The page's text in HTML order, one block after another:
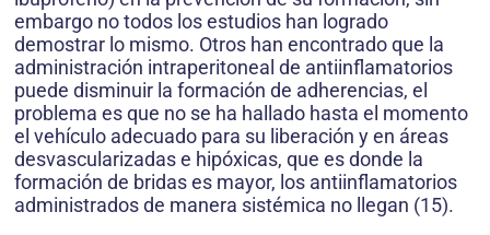
embargo no todos los estudios han logrado
demostrar lo mismo. Otros han encontrado que la
administración intraperitoneal de antiinflamatorios
puede disminuir la formación de adherencias, el
problema es que no se ha hallado hasta el momento
el vehículo adecuado para su liberación y en áreas
desvascularizadas e hipóxicas, que es donde la
formación de bridas es mayor, los antiinflamatorios
administrados de manera sistémica no llegan (15).